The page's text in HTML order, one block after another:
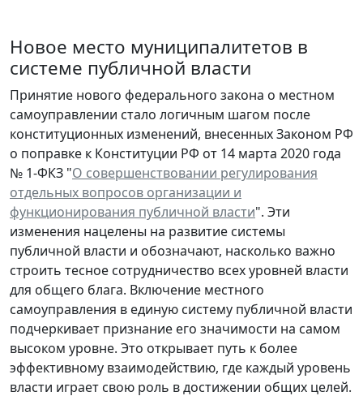
Новое место муниципалитетов в
системе публичной власти
Принятие нового федерального закона о местном
самоуправлении стало логичным шагом после
конституционных изменений, внесенных Законом РФ
о поправке к Конституции РФ от 14 марта 2020 года
№ 1-ФКЗ "О совершенствовании регулирования
отдельных вопросов организации и
функционирования публичной власти". Эти
изменения нацелены на развитие системы
публичной власти и обозначают, насколько важно
строить тесное сотрудничество всех уровней власти
для общего блага. Включение местного
самоуправления в единую систему публичной власти
подчеркивает признание его значимости на самом
высоком уровне. Это открывает путь к более
эффективному взаимодействию, где каждый уровень
власти играет свою роль в достижении общих целей.